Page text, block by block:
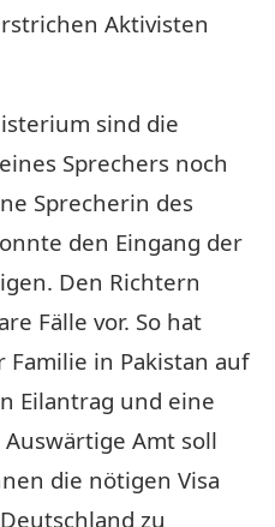
Aktivisten
sind die
Sprechers noch
Sprecherin des
den Eingang der
Den Richtern
Fälle vor. So hat
in Pakistan auf
Eilantrag und eine
Amt soll
die nötigen Visa
zu